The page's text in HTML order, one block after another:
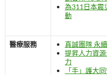
為311日本震
動
醫療服務
真誠團隊 永
提昇人力資
力
「手」護大